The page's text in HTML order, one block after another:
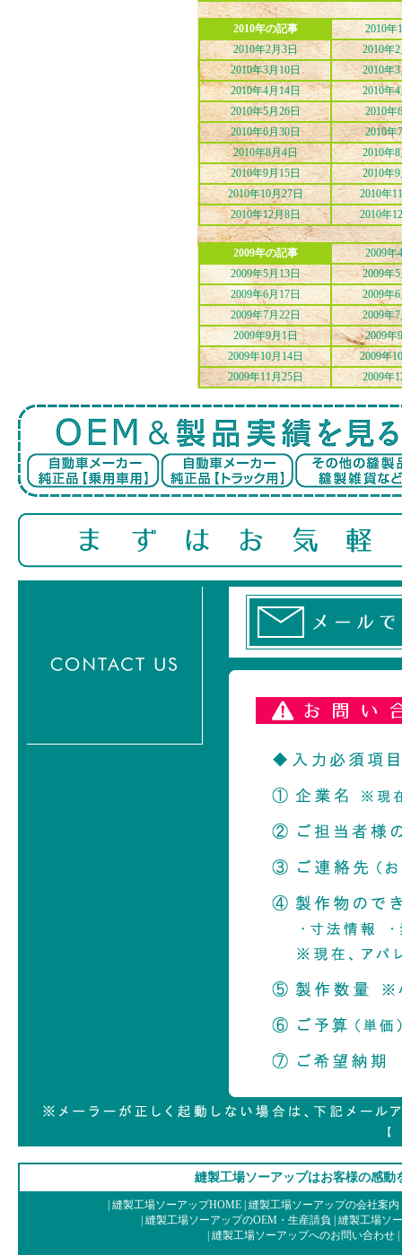
2010年の記事
2010年
2010年2月3日
2010年
2010年3月10日
2010年
2010年4月14日
2010年
2010年5月26日
2010年
2010年6月30日
2010年
2010年8月4日
2010年
2010年9月15日
2010年
2010年10月27日
2010年
2010年12月8日
2010年
2009年の記事
2009年
2009年5月13日
2009年
2009年6月17日
2009年
2009年7月22日
2009年
2009年9月1日
2009年
2009年10月14日
2009年
2009年11月25日
2009年
【
縫製工場ソーアップはお客様の感
縫製工場ソーアップHOME 縫製工場ソーアップの会社案内
縫製工場ソーアップのOEM・生産請負
縫製工場ソ
縫製工場ソーアップへのお問い合わせ